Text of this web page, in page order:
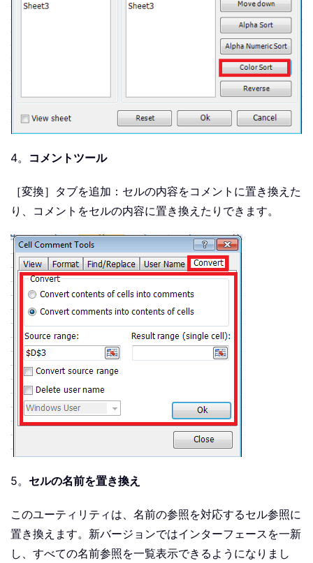
4。 コメントツール
［変換］タブを追加：セルの内容をコメントに置き換えた
り、コメントをセルの内容に置き換えたりできます。
5。 セルの名前を置き換え
このユーティリティは、名前の参照を対応するセル参照に
置き換えます。新バージョンではインターフェースを一新
し、すべての名前参照を一覧表示できるようになりまし